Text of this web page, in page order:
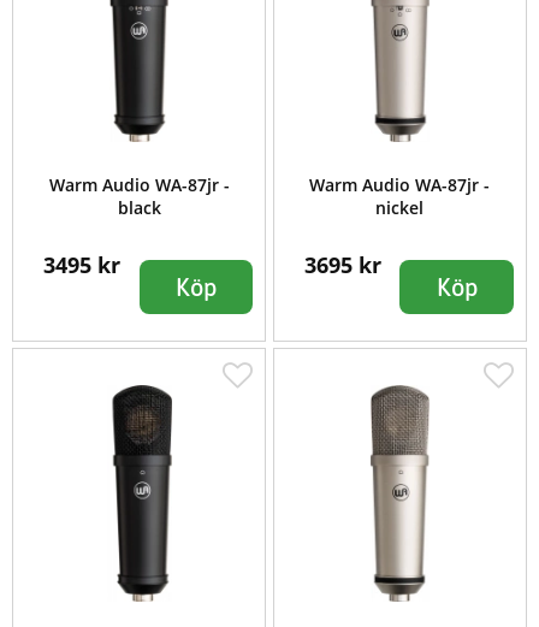
Warm Audio WA-87jr -
black
3495 kr
Köp
Warm Audio WA-87jr -
nickel
3695 kr
Köp